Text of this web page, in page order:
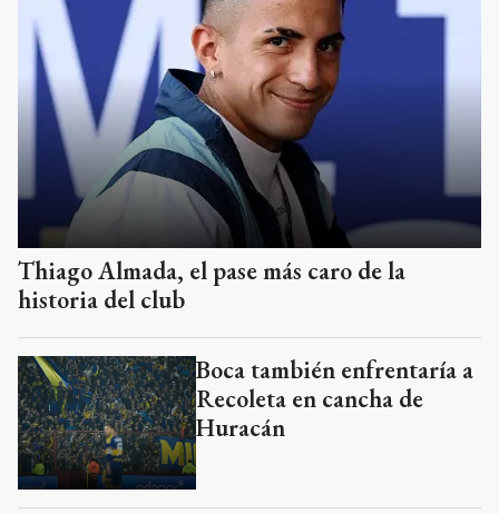
Thiago Almada, el pase más caro de la
historia del club
Boca también enfrentaría a
Recoleta en cancha de
Huracán